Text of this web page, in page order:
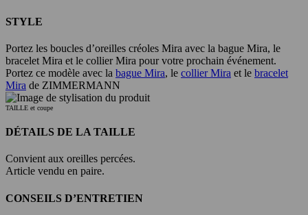
STYLE
Portez les boucles d’oreilles créoles Mira avec la bague Mira, le
bracelet Mira et le collier Mira pour votre prochain événement.
Portez ce modèle avec la bague Mira, le collier Mira et le bracelet
Mira de ZIMMERMANN
TAILLE et coupe
DÉTAILS DE LA TAILLE
Convient aux oreilles percées.
Article vendu en paire.
CONSEILS D’ENTRETIEN